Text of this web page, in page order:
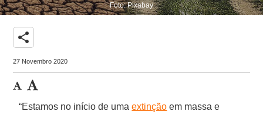
Foto: Pixabay
share
27 Novembro 2020
“Estamos no início de umaextinção em massa e